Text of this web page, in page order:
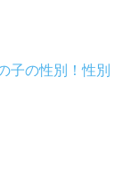
子の性別！性別